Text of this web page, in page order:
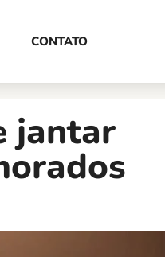
CONTATO
jantar